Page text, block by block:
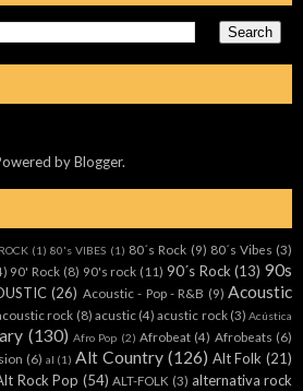
byBlogger.
(1) 80's VIBES (1) 80´s Rock (9) 80´s Vibes (3)
90' Rock (8) 90's rock (11) 90´s Rock (13) 90s
(26) Acoustic - Pop - R&B (9) Acoustic
rock (8) acustic (4) acustic rock (3) Acústica
(130) Afro Pop (2) Afrobeat (4) Afrobeats (6)
(6) al (1) Alt Country (126) Alt Folk (21)
Rock Pop (54) ALT-FOLK (3) alternativa rock